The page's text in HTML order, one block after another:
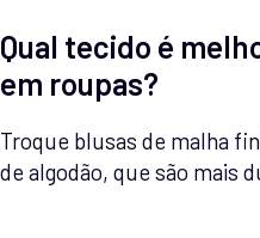
Qual tecido é
em roupas?
Troque blusas de malha
de algodão, que são mais